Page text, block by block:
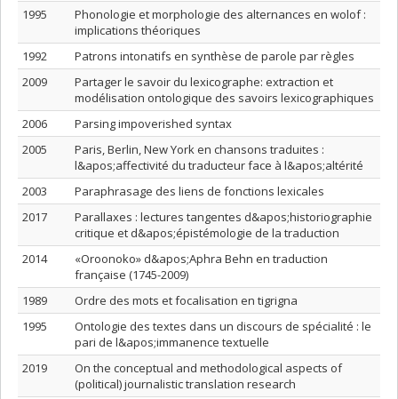
1995
Phonologie et morphologie des alternances en wolof :
implications théoriques
1992
Patrons intonatifs en synthèse de parole par règles
2009
Partager le savoir du lexicographe: extraction et
modélisation ontologique des savoirs lexicographiques
2006
Parsing impoverished syntax
2005
Paris, Berlin, New York en chansons traduites :
l&apos;affectivité du traducteur face à l&apos;altérité
2003
Paraphrasage des liens de fonctions lexicales
2017
Parallaxes : lectures tangentes d&apos;historiographie
critique et d&apos;épistémologie de la traduction
2014
«Oroonoko» d&apos;Aphra Behn en traduction
française (1745-2009)
1989
Ordre des mots et focalisation en tigrigna
1995
Ontologie des textes dans un discours de spécialité : le
pari de l&apos;immanence textuelle
2019
On the conceptual and methodological aspects of
(political) journalistic translation research